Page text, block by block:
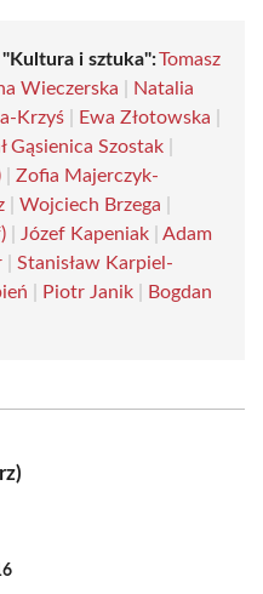
i sztuka":Tomasz
Wieczerska
Natalia
Krzyś Ewa Złotowska
Gąsienica Szostak
Zofia Majerczyk-
Wojciech Brzega
Józef Kapeniak
Adam
Stanisław Karpiel-
Piotr Janik
Bogdan